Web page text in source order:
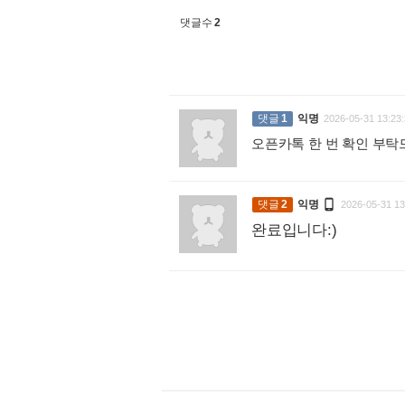
댓글수2
댓글1 익명 2026-05-31
오픈카톡 한 번 확인 부탁
댓글2 익명  2026-05-31
완료입니다:)